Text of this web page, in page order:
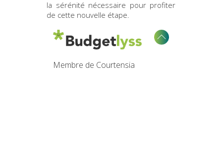
la sérénité nécessaire pour profiter
de cette nouvelle étape.
Membre de Courtensia